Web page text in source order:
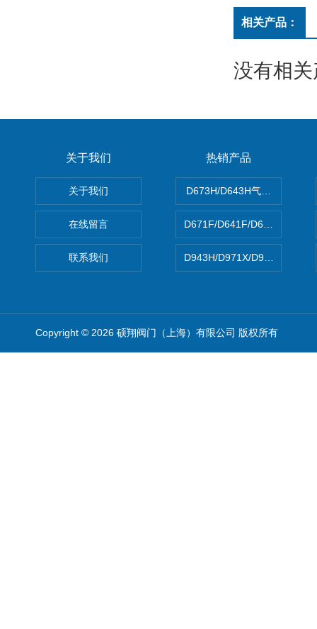
相关产品：
没有相
关于我们
关于我们
在线留言
联系我们
热销产品
D673H/D643H气动硬密封蝶
D671F/D641F/D671X/
D943H/D971X/D971F46法兰
Copyright © 2026 硕翔阀门（上海）有限公司 版权所有